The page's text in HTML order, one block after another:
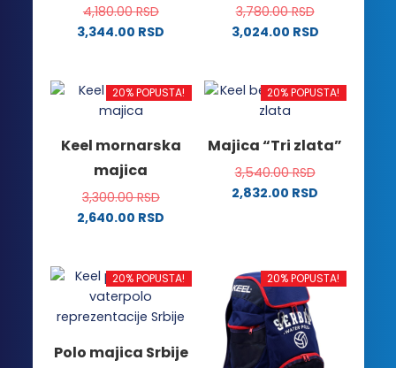
na
stranici
stranici
proizvoda.
4,180.00RSD
3,344.00 RSD
ima
više
Opcije
mogu
biti
izabrane
proizvoda.
3,780.00RSD
3,024.00 RSD
ima
više
Opcije
mogu
biti
proizvoda.
20% POPUSTA!
Keel mornarska
majica
3,300.00RSD
2,640.00 RSD
ima
više
varijanti.
mogu
20% POPUSTA!
Majica “Tri zlata”
3,540.00RSD
2,832.00 RSD
više
varijanti.
Opcije
mogu
biti
20% POPUSTA!
Polo majica Srbije
20% POPUSTA!